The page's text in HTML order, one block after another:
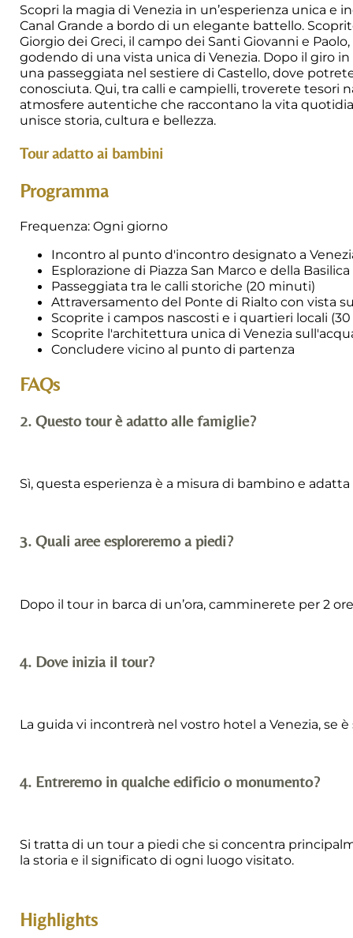
Scopri la magia di Venezia in un’esperienza unica
Canal Grande a bordo di un elegante battello.
Giorgio dei Greci, il campo dei Santi Giovanni e
godendo di una vista unica di Venezia. Dopo il giro
una passeggiata nel sestiere di Castello, dove
conosciuta. Qui, tra calli e campielli, troverete tesori
atmosfere autentiche che raccontano la vita
unisce storia, cultura e bellezza.
Tour adatto ai bambini
Programma
Frequenza: Ogni giorno
Incontro al punto d'incontro designato a
Esplorazione di Piazza San Marco e della
Passeggiata tra le calli storiche (20 minuti)
Attraversamento del Ponte di Rialto con vista
Scoprite i campos nascosti e i quartieri locali
Scoprite l'architettura unica di Venezia
Concludere vicino al punto di partenza
FAQs
2. Questo tour è adatto alle famiglie?
Sì, questa esperienza è a misura di bambino e
3. Quali aree esploreremo a piedi?
Dopo il tour in barca di un’ora, camminerete per 2
4. Dove inizia il tour?
La guida vi incontrerà nel vostro hotel a Venezia, se
4. Entreremo in qualche edificio o monumento?
Si tratta di un tour a piedi che si concentra
la storia e il significato di ogni luogo visitato.
Highlights